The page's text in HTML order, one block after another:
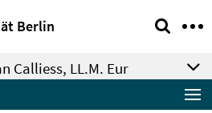
Berlin
Calliess, LL.M. Eur